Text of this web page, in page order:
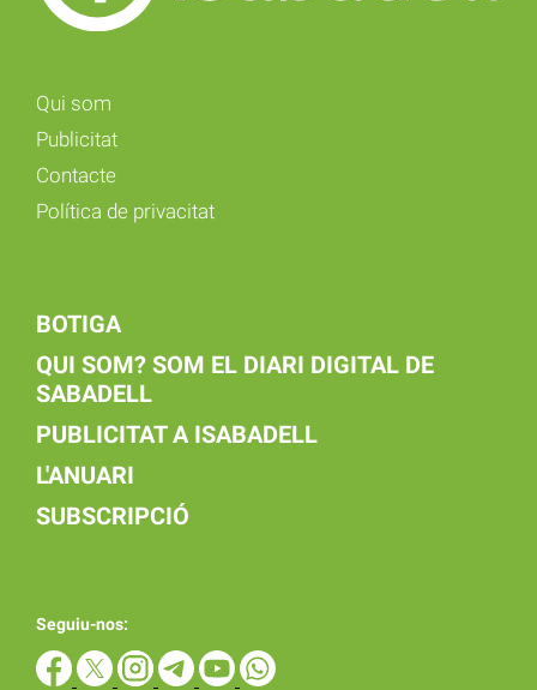
Qui som
Publicitat
Contacte
Política de privacitat
BOTIGA
QUI SOM? SOM EL DIARI DIGITAL DE
SABADELL
PUBLICITAT A ISABADELL
L'ANUARI
SUBSCRIPCIÓ
Seguiu-nos: